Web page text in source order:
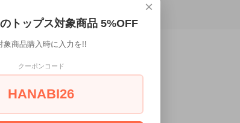
GUIDE
×
トップス対象商品 5%OFF
象商品購入時に入力を!!
クーポンコード
HANABI26